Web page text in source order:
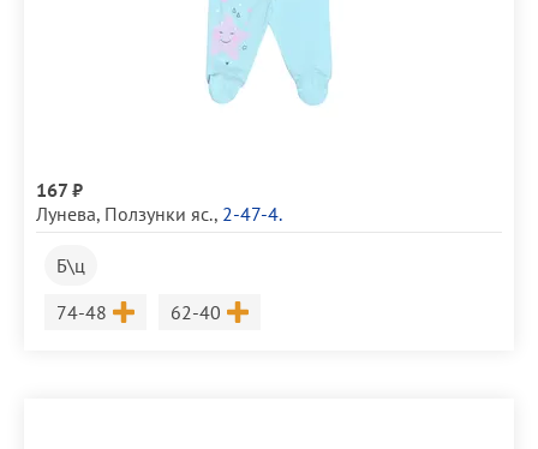
167 ₽
Лунева, Ползунки яс., 2-47-4.
Б\ц
Размер
74-48 Размер
62-40